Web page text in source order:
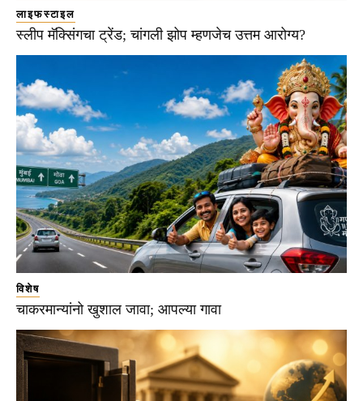
लाइफस्टाइल
स्लीप मॅक्सिंगचा ट्रेंड; चांगली झोप म्हणजेच उत्तम आरोग्य?
विशेष
चाकरमान्यांनो खुशाल जावा; आपल्या गावा